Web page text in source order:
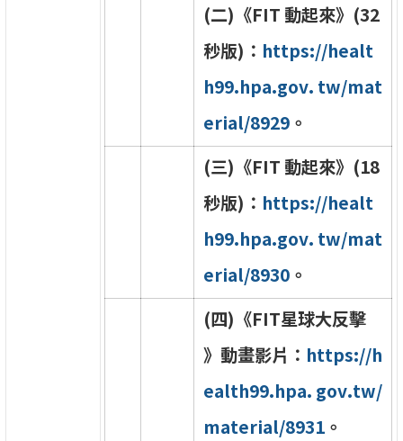
(二) 《FIT 動起來》 (32
秒版) ： https://healt
h99.hpa.gov. tw/mat
erial/8929。
(三) 《FIT 動起來》 (18
秒版) ： https://healt
h99.hpa.gov. tw/mat
erial/8930。
(四) 《FIT星球大反擊
》 動畫影片 ： https://h
ealth99.hpa. gov.tw/
material/8931。